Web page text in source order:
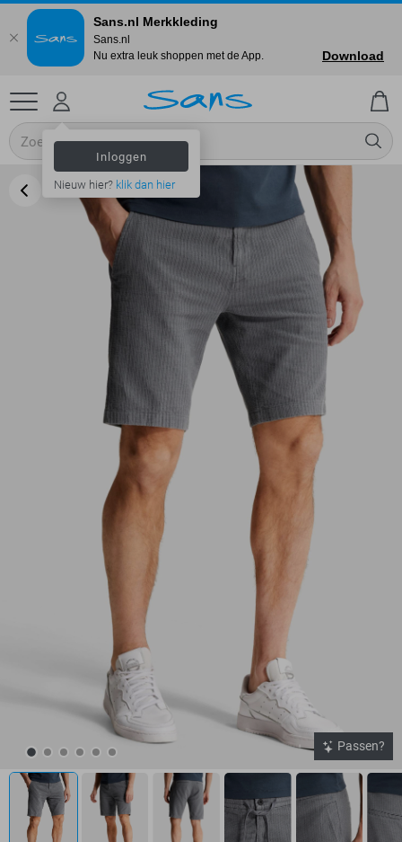
Inloggen
Nieuw hier? klik dan hier
Passen?
Sans.nl Merkkleding
Sans.nl
Nu extra leuk shoppen met de App.
Download